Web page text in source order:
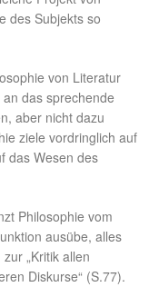
des Subjekts so
von Literatur
das sprechende
aber nicht dazu
ziele vordringlich auf
das Wesen des
Philosophie vom
ausübe, alles
„Kritik allen
Diskurse“ (S.77).